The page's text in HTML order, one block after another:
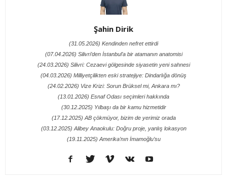
Şahin Dirik
(31.05.2026) Kendinden nefret ettirdi
(07.04.2026) Silivri’den İstanbul’a bir atamanın anatomisi
(24.03.2026) Silivri: Cezaevi gölgesinde siyasetin yeni sahnesi
(04.03.2026) Milliyetçilikten eski stratejiye: Dindarlığa dönüş
(24.02.2026) Vize Krizi: Sorun Brüksel mi, Ankara mı?
(13.01.2026) Esnaf Odası seçimleri hakkında
(30.12.2025) Yılbaşı da bir kamu hizmetidir
(17.12.2025) AB çökmüyor, bizim de yerimiz orada
(03.12.2025) Alibey Anaokulu: Doğru proje, yanlış lokasyon
(19.11.2025) Amerika’nın İmamoğlu’su